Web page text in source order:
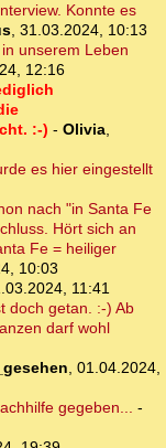
Konnte es
, 31.03.2024, 10:13
unserem Leben
12:16
:-) - Olivia,
es hier eingestellt
nach "in Santa Fe
Hört sich an
Fe = heiliger
10:03
11:41
doch getan. :-) Ab
darf wohl
, 01.04.2024,
gegeben... -